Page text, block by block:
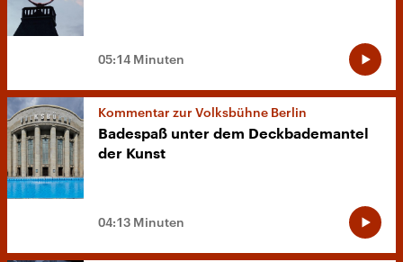
05:14 Minuten
Kommentar zur Volksbühne Berlin
Badespaß unter dem Deckbademantel
der Kunst
04:13 Minuten